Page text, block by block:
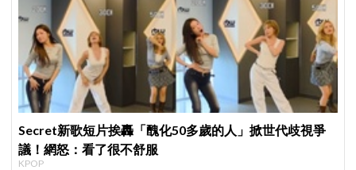
Secret新歌短片挨轟「醜化50多歲的人」掀世代歧視爭
議！網怒：看了很不舒服
KPOP